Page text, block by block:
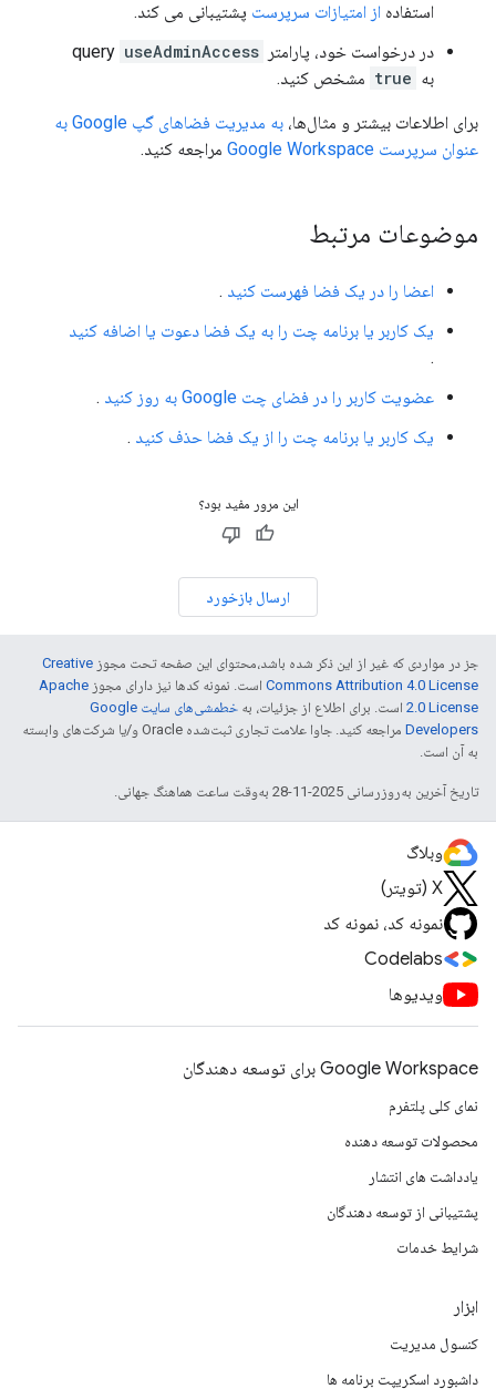
استفاده از امتیازات سرپرست پشتیبانی می کند.
در درخواست خود، پارامتر query useAdminAccess
به true مشخص کنید.
برای اطلاعات بیشتر و مثال‌ها،
به مدیریت فضاهای گپ Google به
عنوان سرپرست Google Workspace
مراجعه کنید.
موضوعات مرتبط
اعضا را در یک فضا فهرست کنید .
یک کاربر یا برنامه چت را به یک فضا دعوت یا اضافه کنید
.
عضویت کاربر را در فضای چت Google به روز کنید
.
یک کاربر یا برنامه چت را از یک فضا حذف کنید .
این مرور مفید بود؟
ارسال بازخورد
جز در مواردی که غیر از این ذکر شده باشد،‌محتوای این صفحه تحت مجوز Creative
Commons Attribution 4.0 License است. نمونه کدها نیز دارای مجوز Apache
2.0 License است. برای اطلاع از جزئیات، به
خطمشی‌های سایت Google
Developers‏
مراجعه کنید. جاوا علامت تجاری ثبت‌شده Oracle و/یا شرکت‌های وابسته
به آن است.
تاریخ آخرین به‌روزرسانی 2025-11-28 به‌وقت ساعت هماهنگ جهانی.
وبلاگ
X (تویتر)
نمونه کد، نمونه کد
Codelabs
ویدیوها
Google Workspace برای توسعه دهندگان
نمای کلی پلتفرم
محصولات توسعه دهنده
یادداشت های انتشار
پشتیبانی از توسعه دهندگان
شرایط خدمات
ابزار
کنسول مدیریت
داشبورد اسکریپت برنامه ها